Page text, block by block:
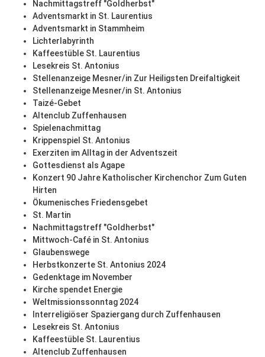
Nachmittagstreff "Goldherbst"
Adventsmarkt in St. Laurentius
Adventsmarkt in Stammheim
Lichterlabyrinth
Kaffeestüble St. Laurentius
Lesekreis St. Antonius
Stellenanzeige Mesner/in Zur Heiligsten Dreifaltigkeit
Stellenanzeige Mesner/in St. Antonius
Taizé-Gebet
Altenclub Zuffenhausen
Spielenachmittag
Krippenspiel St. Antonius
Exerziten im Alltag in der Adventszeit
Gottesdienst als Agape
Konzert 90 Jahre Katholischer Kirchenchor Zum Guten
Hirten
Ökumenisches Friedensgebet
St. Martin
Nachmittagstreff "Goldherbst"
Mittwoch-Café in St. Antonius
Glaubenswege
Herbstkonzerte St. Antonius 2024
Gedenktage im November
Kirche spendet Energie
Weltmissionssonntag 2024
Interreligiöser Spaziergang durch Zuffenhausen
Lesekreis St. Antonius
Kaffeestüble St. Laurentius
Altenclub Zuffenhausen